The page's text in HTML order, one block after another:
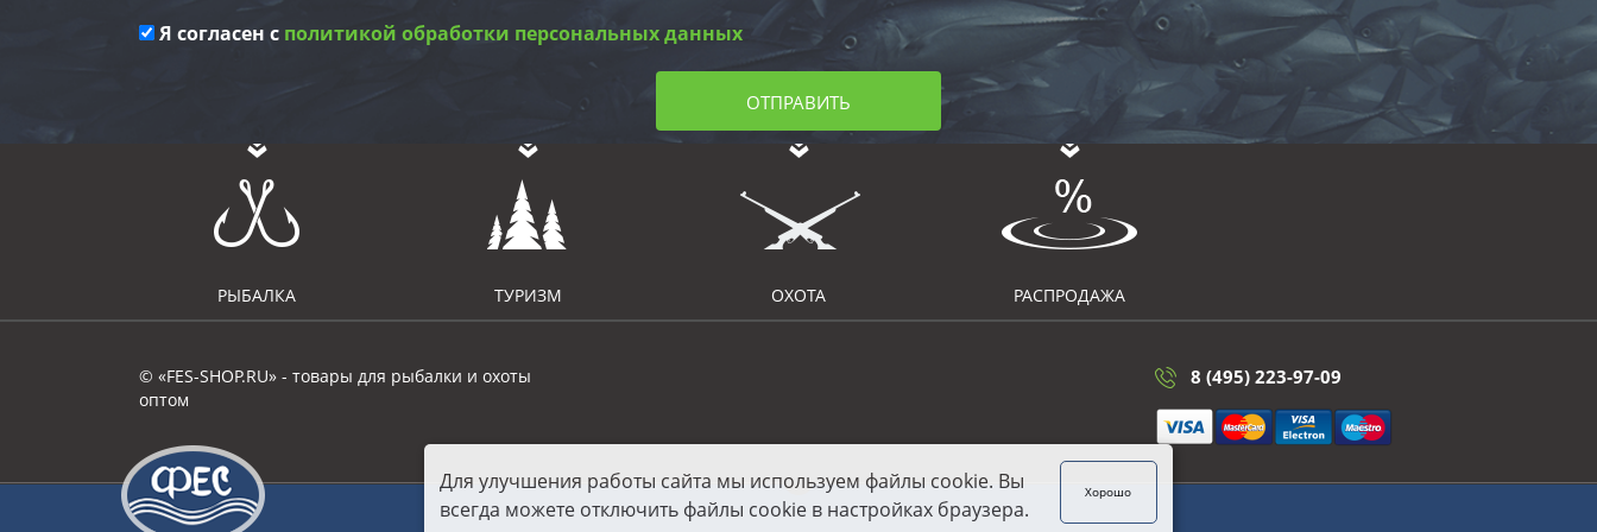
Я согласен с политикой обработки персональных данных
ОТПРАВИТЬ
РЫБАЛКА ТУРИЗМ ОХОТА РАСПРОДАЖА
© «FES-SHOP.RU» - товары для рыбалки и охоты
оптом
8 (495) 223-97-09
Для улучшения работы сайта мы используем файлы cookie. Вы
всегда можете отключить файлы cookie в настройках браузера.
Хорошо